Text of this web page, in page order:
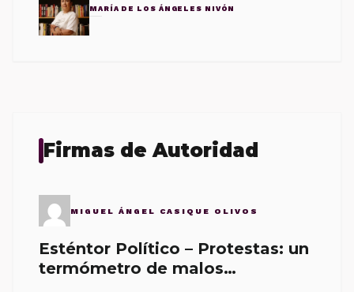
MARÍA DE LOS ÁNGELES NIVÓN
Firmas de Autoridad
MIGUEL ÁNGEL CASIQUE OLIVOS
Esténtor Político – Protestas: un
termómetro de malos